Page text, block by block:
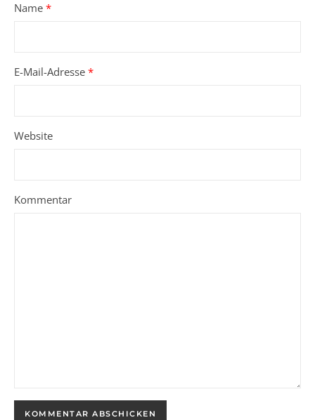
Name *
E-Mail-Adresse *
Website
Kommentar